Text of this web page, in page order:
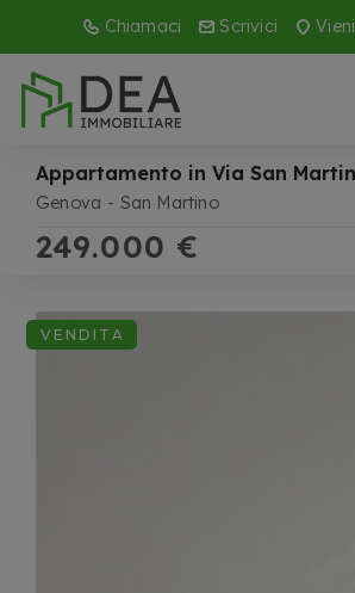
Chiamaci Scrivici
Appartamento in Via San
Genova San Martino
249.000 €
VENDITA